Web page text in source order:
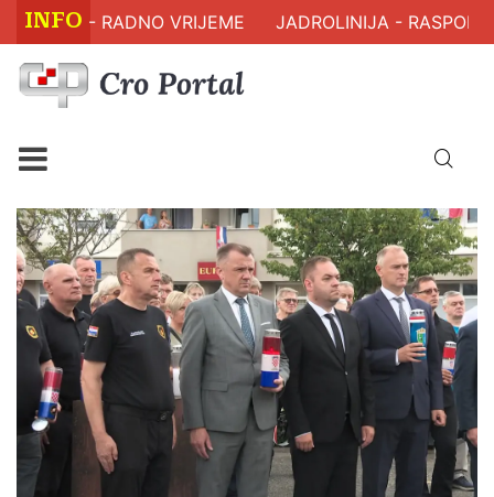
INFO
- RADNO VRIJEME JADROLINIJA - RASPORED